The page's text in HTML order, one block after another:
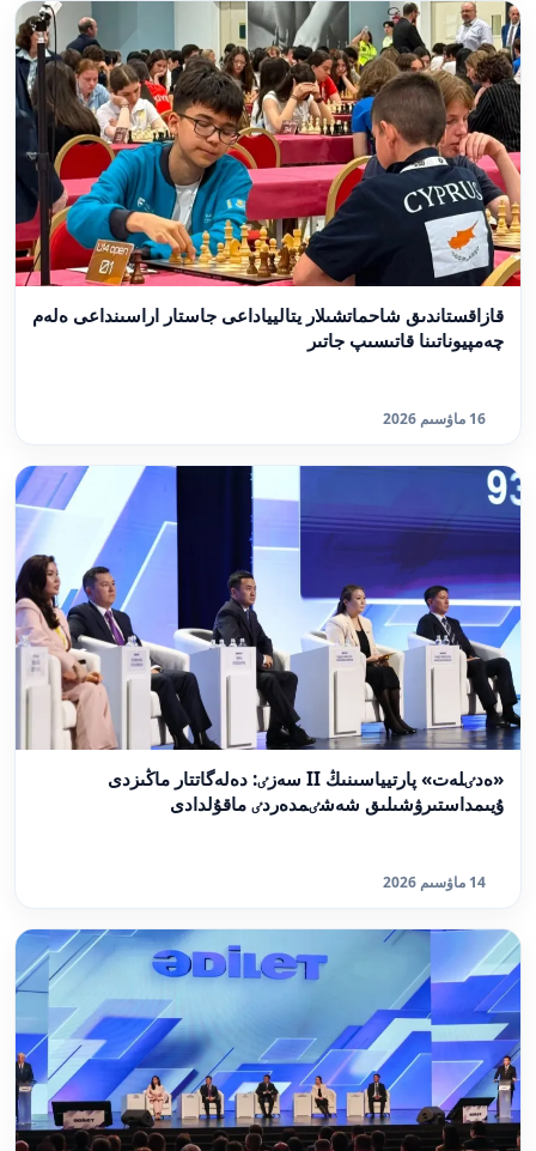
قازاقستاندىق شاحماتشىلار يتاليياداعى جاستار اراسىنداعى ەلەم
چەمپيوناتىنا قاتىسىپ جاتىر
16 ماۋسىم 2026
«ەدٸلەت» پارتيياسىنىڭ II سەزٸ: دەلەگاتتار ماڭىزدى
ۇيىمداستىرۋشىلىق شەشٸمدەردٸ ماقۇلدادى
14 ماۋسىم 2026